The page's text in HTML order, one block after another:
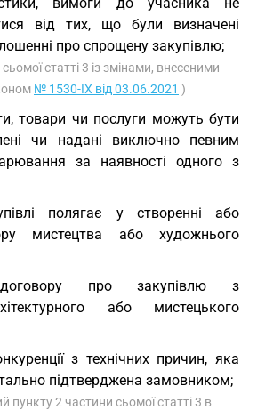
від тих, що були визначені
про спрощену закупівлю;
статті 3 із змінами, внесеними
№ 1530-IX від 03.06.2021 )
товари чи послуги можуть бути
чи надані виключно певним
за наявності одного з
полягає у створенні або
мистецтва або художнього
про закупівлю з
або мистецького
з технічних причин, яка
підтверджена замовником;
пункту 2 частини сьомої статті 3 в